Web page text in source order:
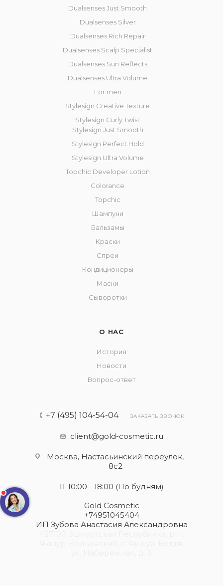
Dualsenses Just Smooth
Dualsenses Silver
Dualsenses Rich Repair
Dualsenses Scalp Specialist
Dualsenses Sun Reflects
Dualsenses Ultra Volume
For men
Stylesign Creative Texture
Stylesign Curly Twist
Stylesign Just Smooth
Stylesign Perfect Hold
Stylesign Ultra Volume
Topchic Developer Lotion
Colorance
Topchic
Шампуни
Бальзамы
Краски
Спреи
Кондиционеры
Маски
Сыворотки
О НАС
История
Новости
Вопрос-ответ
+7 (495) 104-54-04 ЗАКАЗАТЬ ЗВОНОК
client@gold-cosmetic.ru
Москва, Настасьинский переулок,
8с2
10:00 - 18:00 (По будням)
Gold Cosmetic
+74951045404
ИП Зубова Анастасия Александровна